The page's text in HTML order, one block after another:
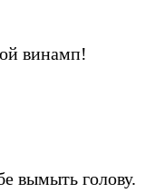
винамп!
вымыть голову.